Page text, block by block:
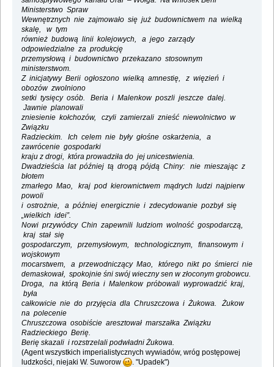
Ministerstwo Spraw
Wewnętrznych nie zajmowało się już budownictwem na wielką
skalę, w tym
również budową linii kolejowych, a jego zarządy
odpowiedzialne za produkcję
przemysłową i budownictwo przekazano stosownym
ministerstwom.
Z inicjatywy Berii ogłoszono wielką amnestię, z więzień i
obozów zwolniono
setki tysięcy osób. Beria i Malenkow poszli jeszcze dalej.
Jawnie planowali
zniesienie kołchozów, czyli zamierzali znieść niewolnictwo w
Związku
Radzieckim. Ich celem nie były głośne oskarżenia, a
zawrócenie gospodarki
kraju z drogi, która prowadziła do jej unicestwienia.
Dwadzieścia lat później tą drogą pójdą Chiny: nie mieszając z
błotem
zmarłego Mao, kraj pod kierownictwem mądrych ludzi najpierw
powoli
i ostrożnie, a później energicznie i zdecydowanie pozbył się
„wielkich idei”.
Nowi przywódcy Chin zapewnili ludziom wolność gospodarczą,
kraj stał się
gospodarczym, przemysłowym, technologicznym, finansowym i
wojskowym
mocarstwem, a przewodniczący Mao, którego nikt po śmierci nie
demaskował, spokojnie śni swój wieczny sen w złoconym grobowcu.
Droga, na którą Beria i Malenkow próbowali wyprowadzić kraj,
była
całkowicie nie do przyjęcia dla Chruszczowa i Żukowa. Żukow
na polecenie
Chruszczowa osobiście aresztował marszałka Związku
Radzieckiego Berię.
Berię skazali i rozstrzelali podwładni Żukowa.
(Agent wszystkich imperialistycznych wywiadów, wróg postępowej
ludzkości, niejaki W. Suworow
. "Upadek")